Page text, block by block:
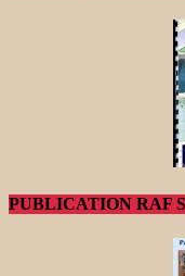
PUBLICATION RAF